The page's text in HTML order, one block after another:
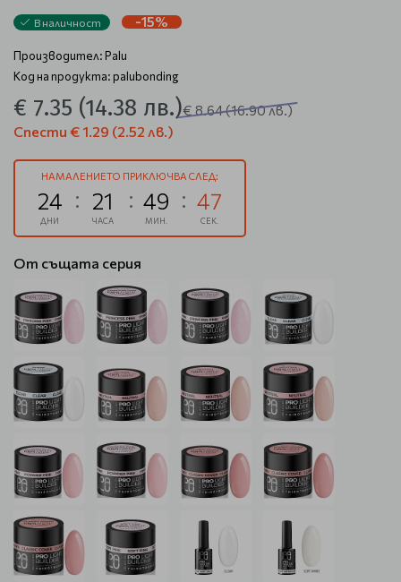
В наличност -15%
Производител:Palu
Код на продукта: palubonding
€ 7.35 (14.38 лв.)€ 8.64(16.90 лв.)
Спести € 1.29 (2.52 лв.)
НАМАЛЕНИЕТО ПРИКЛЮЧВА СЛЕД:
24
ДНИ
21
ЧАСА
49
МИН.
47
СЕК.
От същата серия